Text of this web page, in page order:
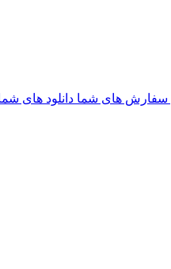
سفارش های شما دانلود های